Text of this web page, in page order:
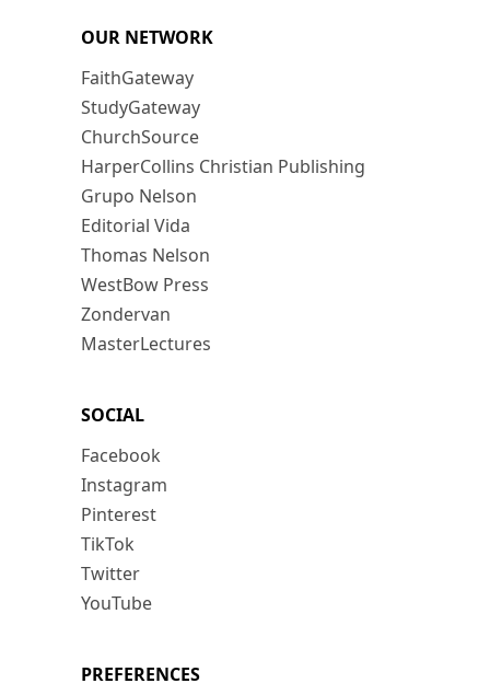
OUR NETWORK
FaithGateway
StudyGateway
ChurchSource
HarperCollins Christian Publishing
Grupo Nelson
Editorial Vida
Thomas Nelson
WestBow Press
Zondervan
MasterLectures
SOCIAL
Facebook
Instagram
Pinterest
TikTok
Twitter
YouTube
PREFERENCES